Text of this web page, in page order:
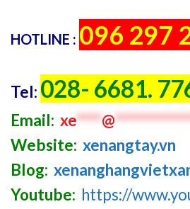
HOTLINE : 096 297
Tel: 028- 6681.
Email: xe****@
Website: xenangtay.vn
Blog:
Youtube: https://